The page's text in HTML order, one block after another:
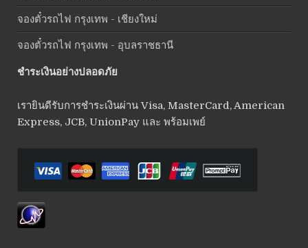
จองตั๋วรถไฟ กรุงเทพ - เชียงใหม่
จองตั๋วรถไฟ กรุงเทพ - อุบลราชธานี
ชำระเงินอย่างปลอดภัย
เรายินดีรับการชำระเงินผ่าน Visa, MasterCard, American
Express, JCB, UnionPay และ พร้อมเพย์